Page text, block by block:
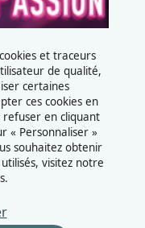
et traceurs
de qualité,
certaines
ces cookies en
refuser en cliquant
« Personnaliser »
souhaitez obtenir
visitez notre